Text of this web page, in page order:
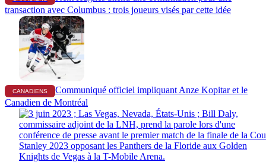
transaction avec Columbus : trois joueurs visés par cette idée
CANADIENS
Communiqué officiel impliquant Anze Kopitar et le
Canadien de Montréal